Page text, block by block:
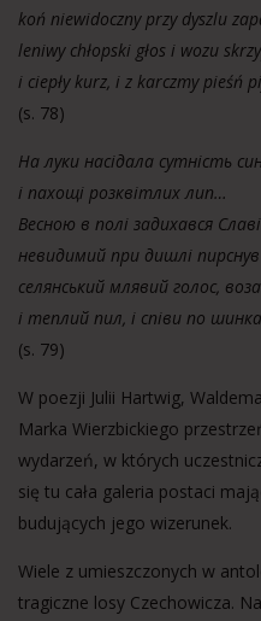
koń niewidoczny przy dyszlu
leniwy chłopski głos i wozu
i ciepły kurz, i z karczmy pieśń
(s. 78)
На луки насідала сутність
і пахощі розквітлих лип…
Весною в полі задихався
невидимий при дишлі пирснув
селянський млявий голос,
і теплий пил, і співи по
(s. 79)
W poezji Julii Hartwig,
Marka Wierzbickiego
wydarzeń, w których
się tu cała galeria postaci
budujących jego wizerunek.
Wiele z umieszczonych w
tragiczne losy Czechowicza.